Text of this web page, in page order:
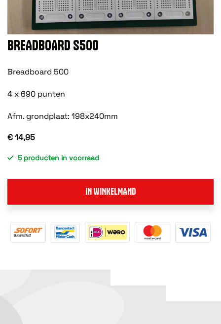
BREADBOARD S500
Breadboard 500
4 x 690 punten
Afm. grondplaat: 198x240mm
€ 14,95
5 producten in voorraad
IN WINKELMAND